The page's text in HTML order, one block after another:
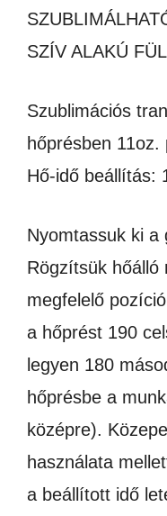
SZÍV ALAKÚ
Szublimációs
hőprésben 11oz.
Hő-idő beállítás:
Nyomtassuk ki a
Rögzítsük hőálló
megfelelő
a hőprést 190
legyen 180
hőprésbe a
középre).
használata
a beállított idő